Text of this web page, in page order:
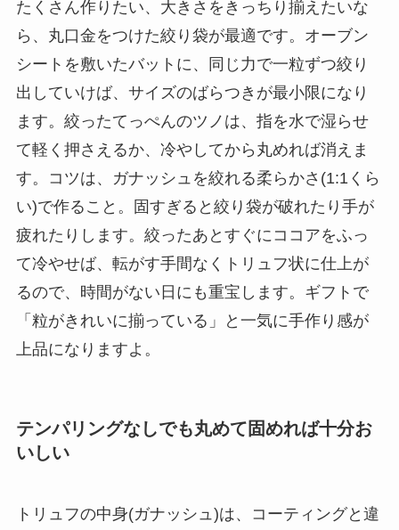
たくさん作りたい、大きさをきっちり揃えたいな
ら、丸口金をつけた絞り袋が最適です。オーブン
シートを敷いたバットに、同じ力で一粒ずつ絞り
出していけば、サイズのばらつきが最小限になり
ます。絞ったてっぺんのツノは、指を水で湿らせ
て軽く押さえるか、冷やしてから丸めれば消えま
す。コツは、ガナッシュを絞れる柔らかさ(1:1くら
い)で作ること。固すぎると絞り袋が破れたり手が
疲れたりします。絞ったあとすぐにココアをふっ
て冷やせば、転がす手間なくトリュフ状に仕上が
るので、時間がない日にも重宝します。ギフトで
「粒がきれいに揃っている」と一気に手作り感が
上品になりますよ。
テンパリングなしでも丸めて固めれば十分お
いしい
トリュフの中身(ガナッシュ)は、コーティングと違